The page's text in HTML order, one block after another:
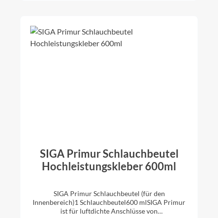
Bahnen, Kraftpapiere, Aluminium-
Bahnen)Dampfbrems-Bahnen / Dampfsperr-Bahnen
bei Aufsparren-Dämmung und Dachsanierung
SIGA Primur Schlauchbeutel
Hochleistungskleber 600ml
SIGA Primur Schlauchbeutel (für den
Innenbereich)1 Schlauchbeutel600 mlSIGA Primur
ist für luftdichte Anschlüsse von